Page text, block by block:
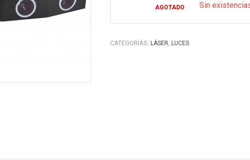
AGOTADO Sin
CATEGORÍAS: LÁSER, LUCES